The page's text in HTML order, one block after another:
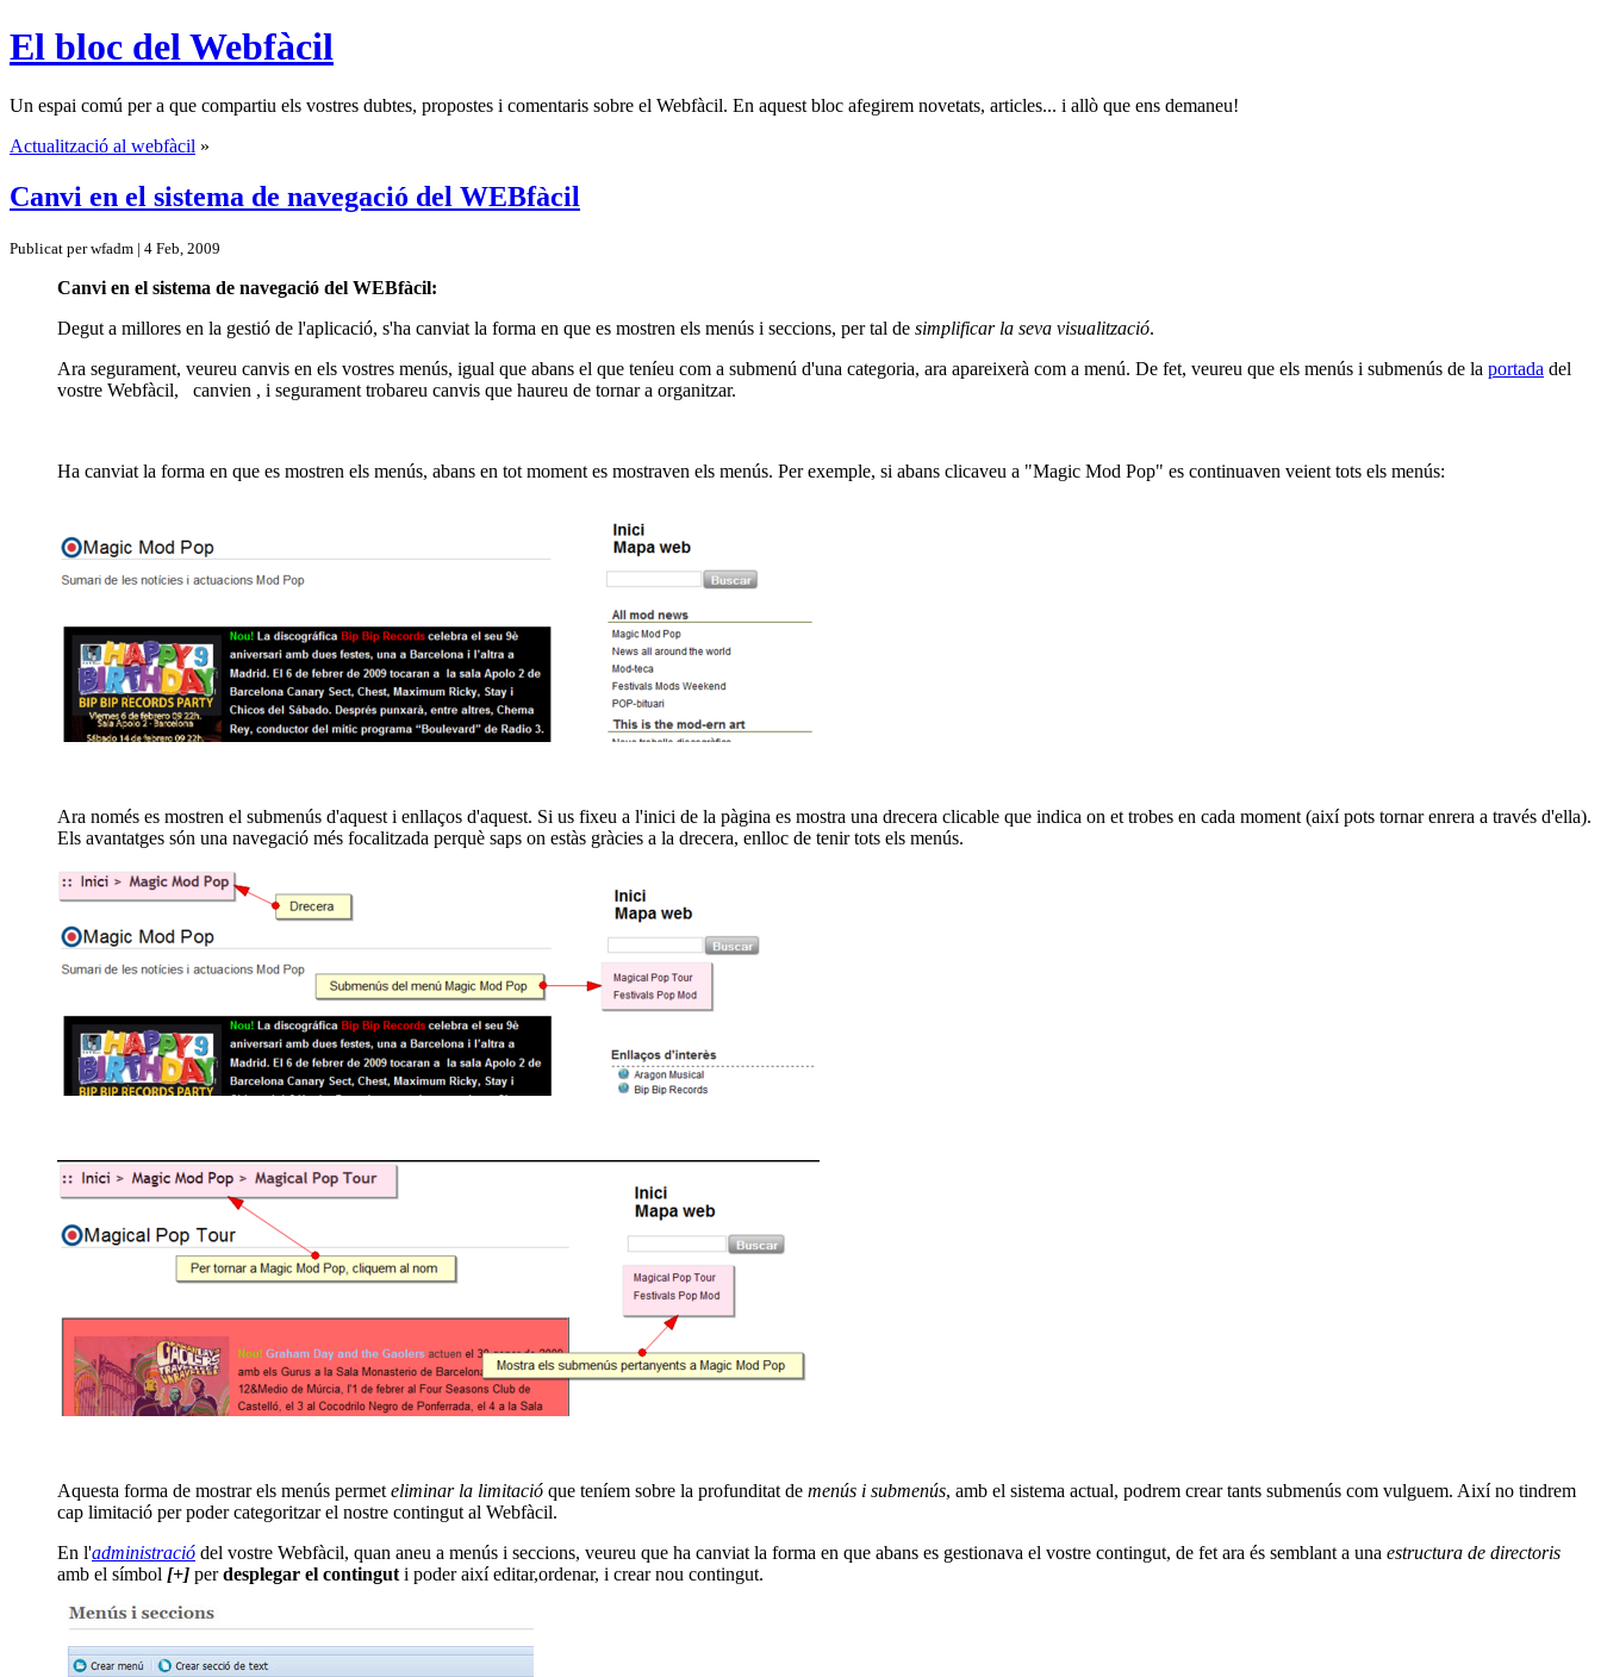
El bloc del Webfàcil
Un espai comú per a que compartiu els vostres dubtes, propostes i comentaris sobre el Webfàcil. En aquest bloc afegirem novetats, articles... i allò que ens demaneu!
Actualització al webfàcil »
Canvi en el sistema de navegació del WEBfàcil
Publicat per wfadm | 4 Feb, 2009
Canvi en el sistema de navegació del WEBfàcil:
Degut a millores en la gestió de l'aplicació, s'ha canviat la forma en que es mostren els menús i seccions, per tal de simplificar la seva visualització.
Ara segurament, veureu canvis en els vostres menús, igual que abans el que teníeu com a submenú d'una categoria, ara apareixerà com a menú. De fet, veureu que els menús i submenús de la portada del
vostre Webfàcil, canvien , i segurament trobareu canvis que haureu de tornar a organitzar.
Ha canviat la forma en que es mostren els menús, abans en tot moment es mostraven els menús. Per exemple, si abans clicaveu a "Magic Mod Pop" es continuaven veient tots els menús:
Ara només es mostren el submenús d'aquest i enllaços d'aquest. Si us fixeu a l'inici de la pàgina es mostra una drecera clicable que indica on et trobes en cada moment (així pots tornar enrera a través d'ella).
Els avantatges són una navegació més focalitzada perquè saps on estàs gràcies a la drecera, enlloc de tenir tots els menús.
Aquesta forma de mostrar els menús permet eliminar la limitació que teníem sobre la profunditat de menús i submenús, amb el sistema actual, podrem crear tants submenús com vulguem. Així no tindrem
cap limitació per poder categoritzar el nostre contingut al Webfàcil.
En l'administració del vostre Webfàcil, quan aneu a menús i seccions, veureu que ha canviat la forma en que abans es gestionava el vostre contingut, de fet ara és semblant a una estructura de directoris
amb el símbol [+] perdesplegar el contingut i poder així editar,ordenar, i crear nou contingut.